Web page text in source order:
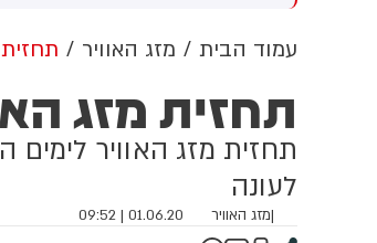
מניתוח חדש של
פוסטים זהים ב-X שותפו
אנגלית וספרדית,
שיהודים הם שהציתו
את השריפות בצרפת,
ונורבגיה בטרה להרוויח
או כלכלית מהמצב.
עמוד הבית מזג האוויר
תחזית מזג
תחזית מזג האוויר לימים
לעונה
|מזג האוויר 01.06.20 | 09:52